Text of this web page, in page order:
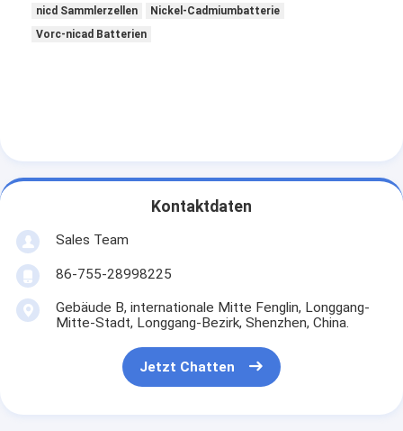
Batterie Lis Socl2
nicd Sammlerzellen
Nickel-Cadmiumbatterie
Vorc-nicad Batterien
Kontaktdaten
Sales Team
86-755-28998225
Gebäude B, internationale Mitte Fenglin, Longgang-
Mitte-Stadt, Longgang-Bezirk, Shenzhen, China.
Jetzt Chatten